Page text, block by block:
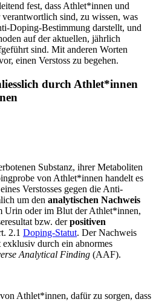
fest, dass Athlet*innen und
verantwortlich sind, zu wissen, was
Doping-Bestimmung darstellt, und
auf der aktuellen, jährlich
sind. Mit anderen Worten
einen Verstoss zu begehen.
durch Athlet*innen
Substanz, ihrer Metaboliten
von Athlet*innen handelt es
Verstosses gegen die Anti-
um den analytischen Nachweis
Urin oder im Blut der Athlet*innen,
bzw. derpositiven
2.1 Doping-Statut. Der Nachweis
durch ein abnormes
Analytical Finding (AAF).
Athlet*innen, dafür zu sorgen, dass